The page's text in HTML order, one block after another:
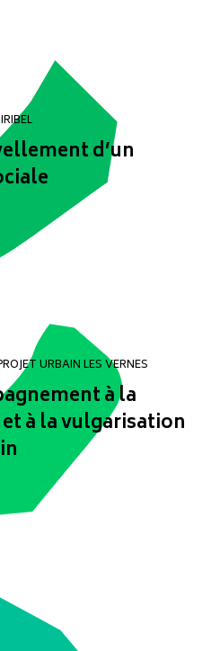
d’un
URBAIN LES VERNES
à la
à la vulgarisation